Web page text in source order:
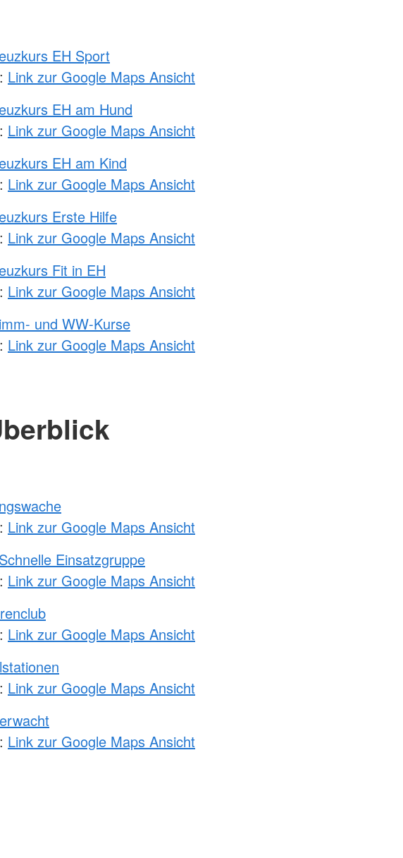
EH Sport
Link zur Google Maps Ansicht
EH am Hund
Link zur Google Maps Ansicht
EH am Kind
Link zur Google Maps Ansicht
Erste Hilfe
Link zur Google Maps Ansicht
Fit in EH
Link zur Google Maps Ansicht
und WW-Kurse
Link zur Google Maps Ansicht
Link zur Google Maps Ansicht
Einsatzgruppe
Link zur Google Maps Ansicht
Link zur Google Maps Ansicht
Link zur Google Maps Ansicht
Link zur Google Maps Ansicht